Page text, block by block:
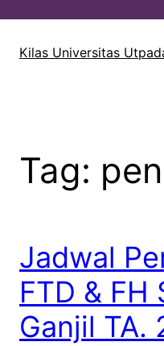
Kilas Universitas
Tag:
Jadwal
FTD & FH
Ganjil